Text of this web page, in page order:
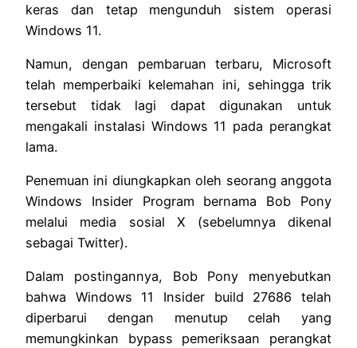
keras dan tetap mengunduh sistem operasi
Windows 11.
Namun, dengan pembaruan terbaru, Microsoft
telah memperbaiki kelemahan ini, sehingga trik
tersebut tidak lagi dapat digunakan untuk
mengakali instalasi Windows 11 pada perangkat
lama.
Penemuan ini diungkapkan oleh seorang anggota
Windows Insider Program bernama Bob Pony
melalui media sosial X (sebelumnya dikenal
sebagai Twitter).
Dalam postingannya, Bob Pony menyebutkan
bahwa Windows 11 Insider build 27686 telah
diperbarui dengan menutup celah yang
memungkinkan bypass pemeriksaan perangkat